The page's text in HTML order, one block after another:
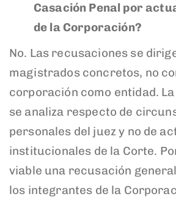
Casación Penal por
de la Corporación?
No. Las recusaciones se
magistrados concretos, no
corporación como entidad.
se analiza respecto de
personales del juez y no de
institucionales de la Corte.
viable una recusación
los integrantes de la